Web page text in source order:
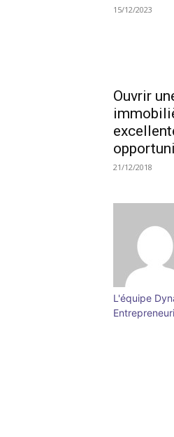
15/12/2023
Ouvrir
21/12/2018
L'équipe